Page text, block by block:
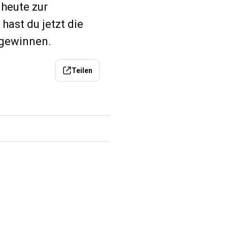
zur
du jetzt die
Teilen